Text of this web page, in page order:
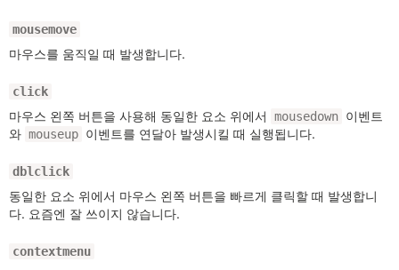
mousemove
마우스를 움직일 때 발생합니다.
click
마우스 왼쪽 버튼을 사용해 동일한 요소 위에서 mousedown 이벤트
와 mouseup 이벤트를 연달아 발생시킬 때 실행됩니다.
dblclick
동일한 요소 위에서 마우스 왼쪽 버튼을 빠르게 클릭할 때 발생합니
다. 요즘엔 잘 쓰이지 않습니다.
contextmenu